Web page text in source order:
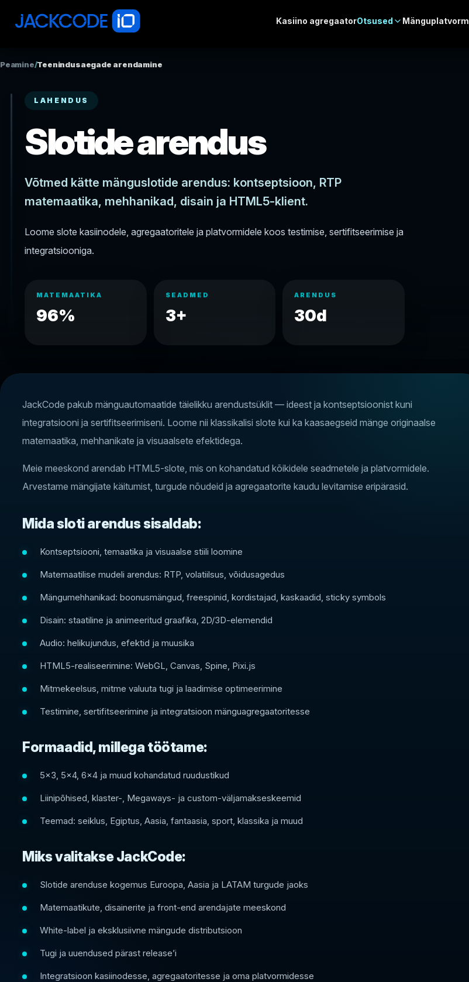
Kasiino agregaatorOtsused Mänguplatvorm
Peamine/Teenindusaegade arendamine
LAHENDUS
Slotide arendus
Võtmed kätte mänguslotide arendus: kontseptsioon, RTP
matemaatika, mehhanikad, disain ja HTML5-klient.
Loome slote kasiinodele, agregaatoritele ja platvormidele koos testimise, sertifitseerimise ja
integratsiooniga.
MATEMAATIKA
96%
SEADMED
3+
ARENDUS
30d
JackCode pakub mänguautomaatide täielikku arendustsüklit — ideest ja kontseptsioonist kuni
integratsiooni ja sertifitseerimiseni. Loome nii klassikalisi slote kui ka kaasaegseid mänge originaalse
matemaatika, mehhanikate ja visuaalsete efektidega.
Meie meeskond arendab HTML5-slote, mis on kohandatud kõikidele seadmetele ja platvormidele.
Arvestame mängijate käitumist, turgude nõudeid ja agregaatorite kaudu levitamise eripärasid.
Mida sloti arendus sisaldab:
Kontseptsiooni, temaatika ja visuaalse stiili loomine
Matemaatilise mudeli arendus: RTP, volatiilsus, võidusagedus
Mängumehhanikad: boonusmängud, freespinid, kordistajad, kaskaadid, sticky symbols
Disain: staatiline ja animeeritud graafika, 2D/3D-elemendid
Audio: helikujundus, efektid ja muusika
HTML5-realiseerimine: WebGL, Canvas, Spine, Pixi.js
Mitmekeelsus, mitme valuuta tugi ja laadimise optimeerimine
Testimine, sertifitseerimine ja integratsioon mänguagregaatoritesse
Formaadid, millega töötame:
5x3, 5x4, 6x4 ja muud kohandatud ruudustikud
Liinipõhised, klaster-, Megaways- ja custom-väljamakseskeemid
Teemad: seiklus, Egiptus, Aasia, fantaasia, sport, klassika ja muud
Miks valitakse JackCode:
Slotide arenduse kogemus Euroopa, Aasia ja LATAM turgude jaoks
Matemaatikute, disainerite ja front-end arendajate meeskond
White-label ja eksklusiivne mängude distributsioon
Tugi ja uuendused pärast release’i
Integratsioon kasiinodesse, agregaatoritesse ja oma platvormidesse